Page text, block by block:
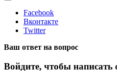
Facebook
Вконтакте
Twitter
Ваш ответ на вопрос
Войдите, чтобы написать